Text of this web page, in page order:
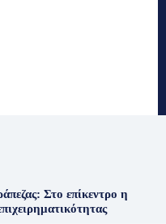
Στο επίκεντρο η